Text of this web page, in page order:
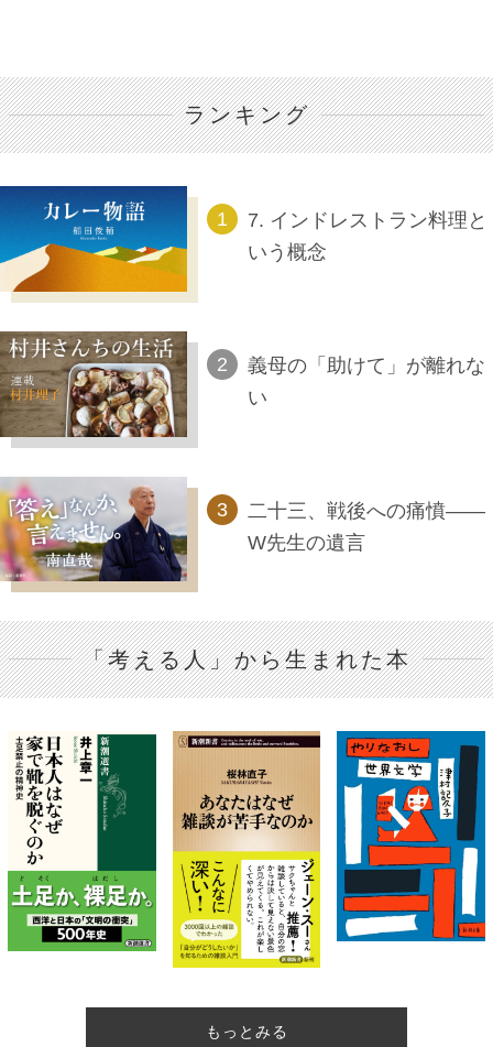
ランキング
7. インドレストラン料理と
いう概念
義母の「助けて」が離れな
い
二十三、戦後への痛憤――
W先生の遺言
「考える人」から生まれた本
もっとみる